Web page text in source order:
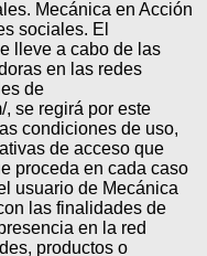
Mecánica en Acción
sociales. El
lleve a cabo de las
en las redes
de
, se regirá por este
condiciones de uso,
de acceso que
proceda en cada caso
usuario de Mecánica
las finalidades de
en la red
productos o